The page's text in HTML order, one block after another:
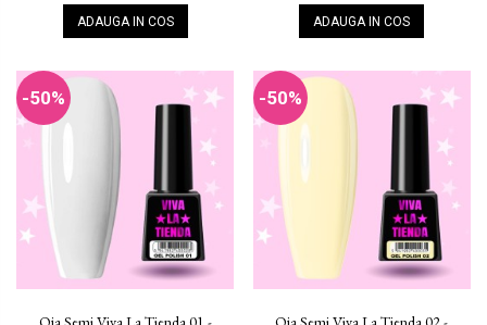
ADAUGA IN COS ADAUGA IN COS
-50% -50%